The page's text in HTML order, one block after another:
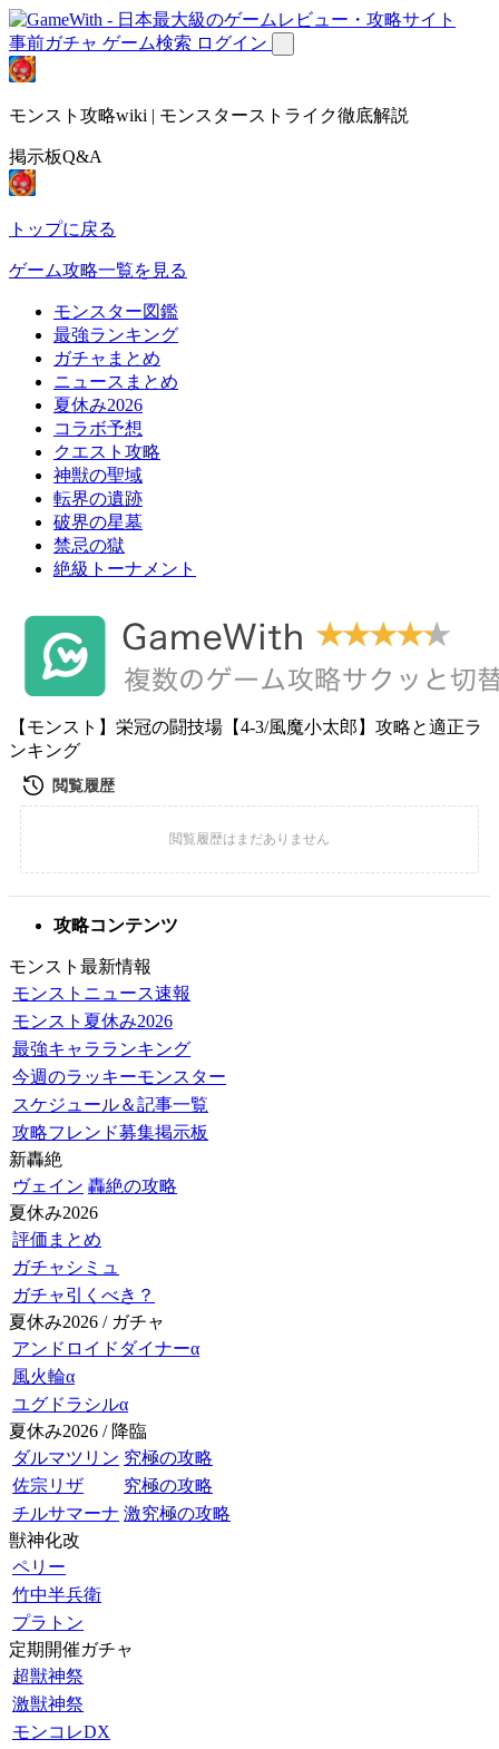
事前ガチャ ゲーム検索 ログイン
モンスト攻略wiki | モンスターストライク徹底解説
掲示板Q&A
トップに戻る
ゲーム攻略一覧を見る
モンスター図鑑
最強ランキング
ガチャまとめ
ニュースまとめ
夏休み2026
コラボ予想
クエスト攻略
神獣の聖域
転界の遺跡
破界の星墓
禁忌の獄
絶級トーナメント
【モンスト】栄冠の闘技場【4-3/風魔小太郎】攻略と適正ラ
ンキング
攻略コンテンツ
モンスト最新情報
モンストニュース速報
モンスト夏休み2026
最強キャラランキング
今週のラッキーモンスター
スケジュール＆記事一覧
攻略フレンド募集掲示板
新轟絶
ヴェイン 轟絶の攻略
夏休み2026
評価まとめ
ガチャシミュ
ガチャ引くべき？
夏休み2026 / ガチャ
アンドロイドダイナーα
風火輪α
ユグドラシルα
夏休み2026 / 降臨
ダルマツリン 究極の攻略
佐宗リザ
究極の攻略
チルサマーナ 激究極の攻略
獣神化改
ペリー
竹中半兵衛
プラトン
定期開催ガチャ
超獣神祭
激獣神祭
モンコレDX